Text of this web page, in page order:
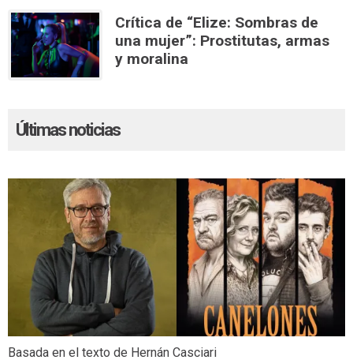
Crítica de “Elize: Sombras de
una mujer”: Prostitutas, armas
y moralina
Últimas noticias
Basada en el texto de Hernán Casciari